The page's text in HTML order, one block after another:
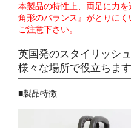
本製品の特性上、両足に力
角形のバランス』がとりにく
ご注意下さい。
英国発のスタイリッシ
様々な場所で役立ちます
■製品特徴